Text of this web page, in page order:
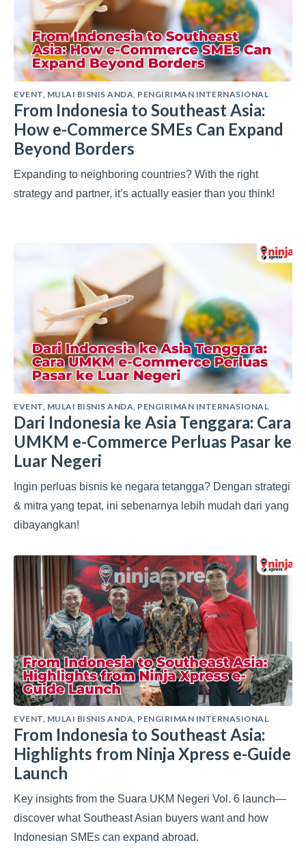
EVENT MULAI BISNIS ANDA PENGIRIMAN INTERNASIONAL
From Indonesia to Southeast Asia:
How e-Commerce SMEs Can Expand
Beyond Borders
Expanding to neighboring countries? With the right
strategy and partner, it’s actually easier than you think!
EVENT MULAI BISNIS ANDA PENGIRIMAN INTERNASIONAL
Dari Indonesia ke Asia Tenggara: Cara
UMKM e-Commerce Perluas Pasar ke
Luar Negeri
Ingin perluas bisnis ke negara tetangga? Dengan strategi
& mitra yang tepat, ini sebenarnya lebih mudah dari yang
dibayangkan!
EVENT MULAI BISNIS ANDA PENGIRIMAN INTERNASIONAL
From Indonesia to Southeast Asia:
Highlights from Ninja Xpress e-Guide
Launch
Key insights from the Suara UKM Negeri Vol. 6 launch—
discover what Southeast Asian buyers want and how
Indonesian SMEs can expand abroad.